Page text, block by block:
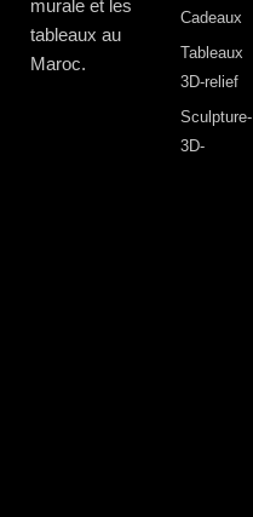
murale et les
tableaux au
Maroc.
Cadeaux
Tableaux
3D-relief
Sculpture-
3D-